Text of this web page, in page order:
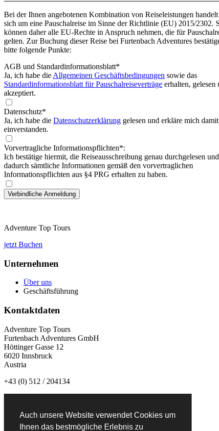
Auch unsere Website verwendet Cookies um
Ihnen das bestmögliche Erlebnis zu
Bei der Ihnen angebotenen Kombination von Reiseleistungen handelt
sich um eine Pauschalreise im Sinne der Richtlinie (EU) 2015/2302.
können daher alle EU-Rechte in Anspruch nehmen, die für
gelten. Zur Buchung dieser Reise bei Furtenbach Adventures
bitte folgende Punkte:
AGB und Standardinformationsblatt*
Ja, ich habe die Allgemeinen Geschäftsbedingungen sowie das
Standardinformationsblatt für Pauschalreiseverträge erhalten, gelesen
akzeptiert.
Datenschutz*
Ja, ich habe die Datenschutzerklärung gelesen und erkläre mich damit
einverstanden.
Vorvertragliche Informationspflichten*:
Ich bestätige hiermit, die Reiseausschreibung genau durchgelesen und
dadurch sämtliche Informationen gemäß den vorvertraglichen
Informationspflichten aus §4 PRG erhalten zu haben.
Adventure Top Tours
jetzt Buchen
Unternehmen
Über uns
Geschäftsführung
Kontaktdaten
Adventure Top Tours
Furtenbach Adventures GmbH
Höttinger Gasse 12
6020 Innsbruck
Austria
+43 (0) 512 / 204134
Newsletteranmeldung: